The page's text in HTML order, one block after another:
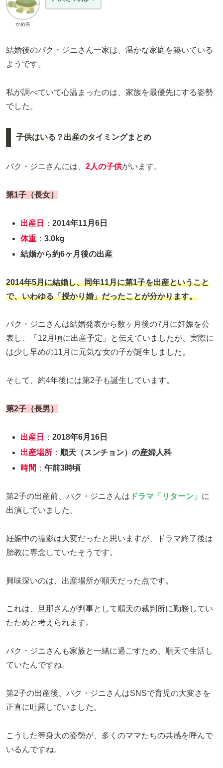
かめ吉
結婚後のパク・ジニさん一家は、温かな家庭を築いている
ようです。
私が調べていて心温まったのは、家族を最優先にする姿勢
でした。
子供はいる？出産のタイミングまとめ
パク・ジニさんには、 2人の子供がいます。
第1子（長女）
出産日 ：2014年11月6日
体重 ：3.0kg
結婚から約6ヶ月後の出産
2014年5月に結婚し、同年11月に第1子を出産ということ
で、いわゆる「授かり婚」だったことが分かります。
パク・ジニさんは結婚発表から数ヶ月後の7月に妊娠を公
表し、「12月頃に出産予定」と伝えていましたが、実際に
は少し早めの11月に元気な女の子が誕生しました。
そして、約4年後には第2子も誕生しています。
第2子（長男）
出産日 ：2018年6月16日
出産場所 ： 順天（スンチョン）の産婦人科
時間 ：午前3時頃
第2子の出産前、パク・ジニさんは ドラマ「リターン」 に
出演していました。
妊娠中の撮影は大変だったと思いますが、ドラマ終了後は
胎教に専念していたそうです。
興味深いのは、出産場所が順天だった点です。
これは、旦那さんが判事として順天の裁判所に勤務してい
たためと考えられます。
パク・ジニさんも家族と一緒に過ごすため、順天で生活し
ていたんですね。
第2子の出産後、パク・ジニさんはSNSで育児の大変さを
正直に吐露していました。
こうした等身大の姿勢が、多くのママたちの共感を呼んで
いるんですね。